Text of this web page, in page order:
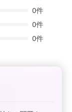
0件
0件
0件